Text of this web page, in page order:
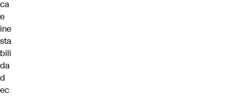
ca
e
ine
sta
bili
da
d
ec